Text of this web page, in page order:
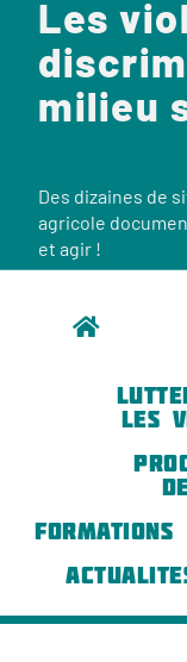
Les
milieu
Des dizaines de
agricole
et agir !
LES
FORMATIONS